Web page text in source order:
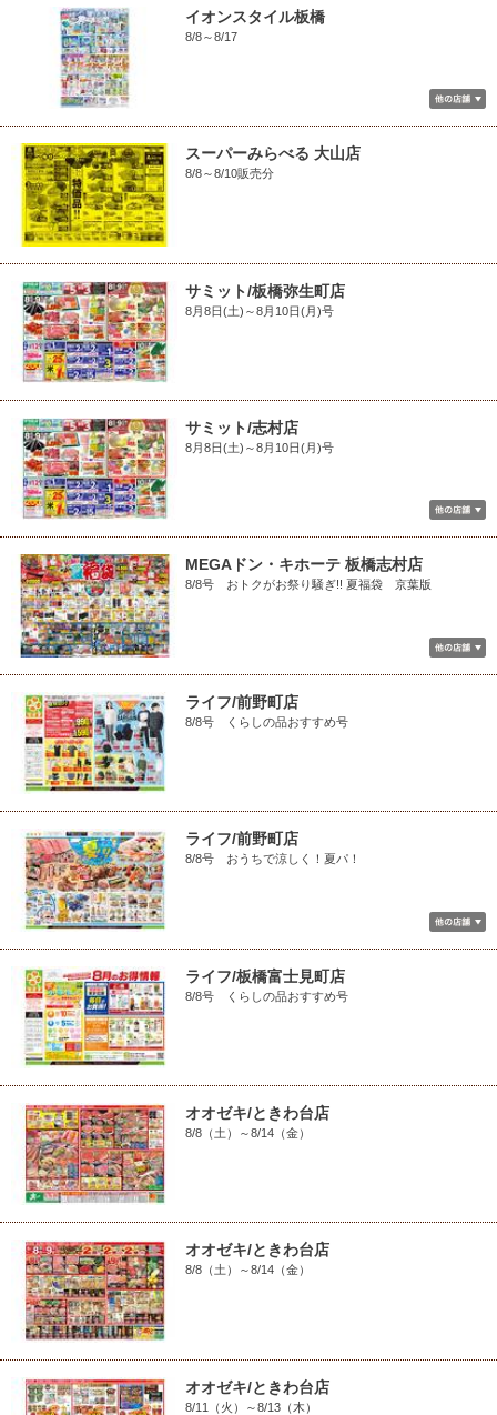
イオンスタイル板橋
8/8～8/17
スーパーみらべる 大山店
8/8～8/10販売分
サミット/板橋弥生町店
8月8日(土)～8月10日(月)号
サミット/志村店
8月8日(土)～8月10日(月)号
MEGAドン・キホーテ 板橋志村店
8/8号 おトクがお祭り騒ぎ!! 夏福袋 京葉版
ライフ/前野町店
8/8号 くらしの品おすすめ号
ライフ/前野町店
8/8号 おうちで涼しく！夏パ！
ライフ/板橋富士見町店
8/8号 くらしの品おすすめ号
オオゼキ/ときわ台店
8/8（土）～8/14（金）
オオゼキ/ときわ台店
8/8（土）～8/14（金）
オオゼキ/ときわ台店
8/11（火）～8/13（木）